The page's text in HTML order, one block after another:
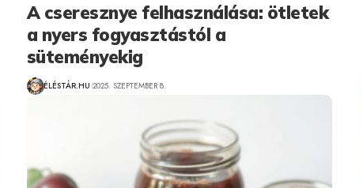
A cseresznye felhasználása: ötletek
a nyers fogyasztástól a
süteményekig
ÉLÉSTÁR.HU 2025. SZEPTEMBER 8.